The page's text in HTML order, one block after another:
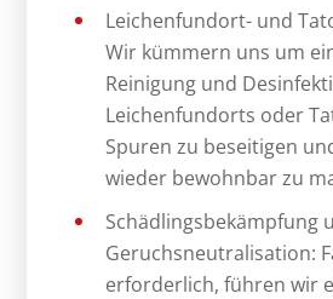
Leichenfundort- und
Wir kümmern uns um
Reinigung und
Leichenfundorts oder
Spuren zu beseitigen
wieder bewohnbar zu
Schädlingsbekämpfung
Geruchsneutralisation:
erforderlich, führen wir